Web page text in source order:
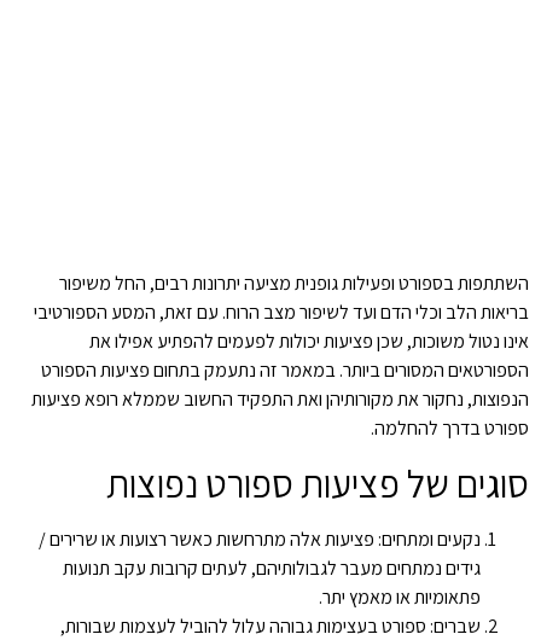
השתתפות בספורט ופעילות גופנית מציעה יתרונות רבים, החל משיפור
בריאות הלב וכלי הדם ועד לשיפור מצב הרוח. עם זאת, המסע הספורטיבי
אינו נטול משוכות, שכן פציעות יכולות לפעמים להפתיע אפילו את
הספורטאים המסורים ביותר. במאמר זה נתעמק בתחום פציעות הספורט
הנפוצות, נחקור את מקורותיהן ואת התפקיד החשוב שממלא רופא פציעות
ספורט בדרך להחלמה.
סוגים של פציעות ספורט נפוצות
נקעים ומתחים: פציעות אלה מתרחשות כאשר רצועות או שרירים /
גידים נמתחים מעבר לגבולותיהם, לעתים קרובות עקב תנועות
פתאומיות או מאמץ יתר.
שברים: ספורט בעצימות גבוהה עלול להוביל לעצמות שבורות,